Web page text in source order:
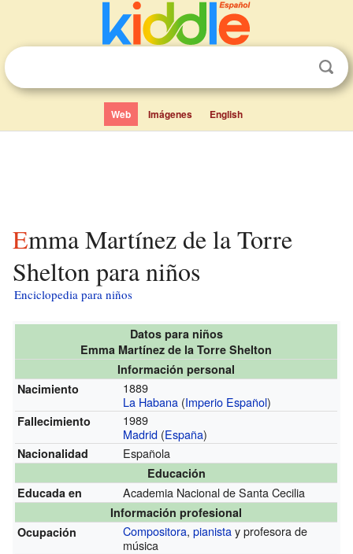
Web Imágenes English
Emma Martínez de la Torre
Shelton para niños
Enciclopedia para niños
Datos para niños
Emma Martínez de la Torre Shelton
Información personal
Nacimiento
1889
La Habana (Imperio Español)
Fallecimiento
1989
Madrid (España)
Nacionalidad Española
Educación
Educada en
Academia Nacional de Santa Cecilia
Información profesional
Ocupación
Compositora,pianistay profesora de
música